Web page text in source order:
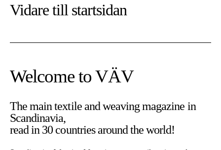
Vidare till startsidan
Welcome to VÄV
The main textile and weaving magazine in
Scandinavia,
read in 30 countries around the world!
På denna sajt använder vi cookies. Cookies är nödvändiga för
att sajten ska fungera som tänkt.